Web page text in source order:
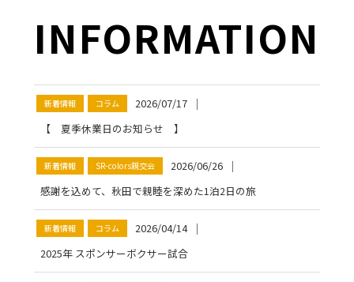
INFORMATION
新着情報 コラム 2026/07/17 │
【 夏季休業日のお知らせ 】
新着情報 SR-colors親交会 2026/06/26 │
感謝を込めて、秋田で親睦を深めた1泊2日の旅
新着情報 コラム 2026/04/14 │
2025年 スポンサーボクサー試合